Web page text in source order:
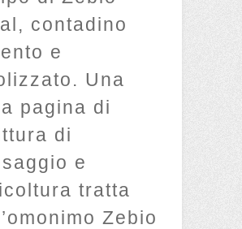
contadino
e
Una
pagina di
di
e
tratta
Zebio